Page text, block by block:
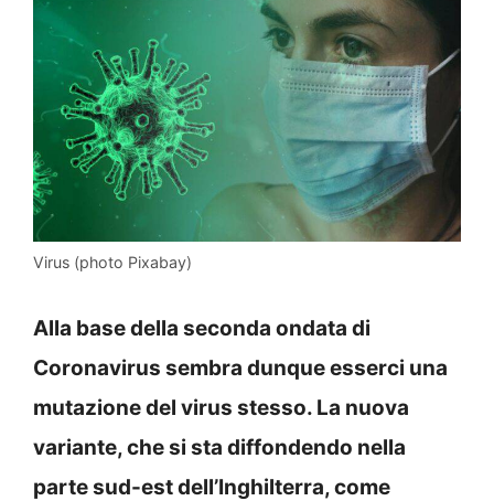
Virus (photo Pixabay)
Alla base della seconda ondata di
Coronavirus sembra dunque esserci una
mutazione del virus stesso. La nuova
variante, che si sta diffondendo nella
parte sud-est dell’Inghilterra, come